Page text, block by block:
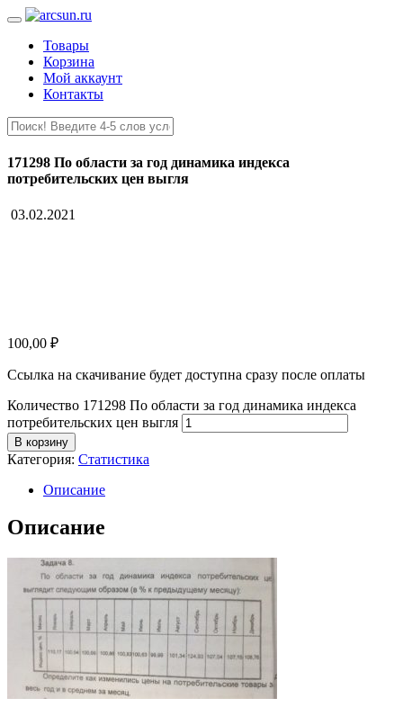
Товары
Корзина
Мой аккаунт
Контакты
171298 По области за год динамика индекса
потребительских цен выгля
03.02.2021
100,00 ₽
Ссылка на скачивание будет доступна сразу после оплаты
Количество 171298 По области за год динамика индекса
потребительских цен выгля
В корзину
Категория: Статистика
Описание
Описание